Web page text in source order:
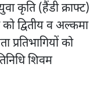
कृति (हैंडी क्राफ्ट)
द्वितीय व अल्कमा
प्रतिभागियों को
शिवम